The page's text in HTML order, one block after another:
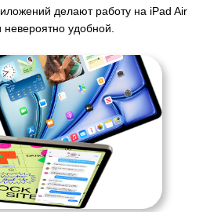
делают работу на iPad Air
невероятно удобной.